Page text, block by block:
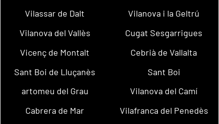
Vilassar de Dalt
Vilanova i la Geltrú
Vilanova del Vallès
Cugat Sesgarrigues
Vicenç de Montalt
Cebrià de Vallalta
Sant Boi de Lluçanès
Sant Boi
artomeu del Grau
Vilanova del Camí
Cabrera de Mar
Vilafranca del Penedès